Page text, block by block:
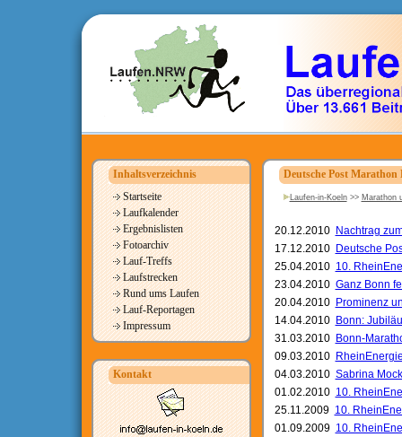
Inhaltsverzeichnis
Startseite
Laufkalender
Ergebnislisten
Fotoarchiv
Lauf-Treffs
Laufstrecken
Rund ums Laufen
Lauf-Reportagen
Impressum
Kontakt
Deutsche Post Marathon
Laufen-in-Koeln>> Marathon
20.12.2010
Nachtrag
17.12.2010
Deutsche
25.04.2010 10.
23.04.2010 Ganz Bonn
20.04.2010
Prominenz
14.04.2010
Bonn:
31.03.2010
Bonn-
09.03.2010
04.03.2010 Sabrina
01.02.2010 10.
25.11.2009 10.
01.09.2009 10.